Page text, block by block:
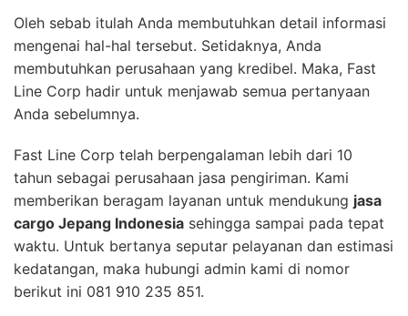
Oleh sebab itulah Anda membutuhkan detail informasi
mengenai hal-hal tersebut. Setidaknya, Anda
membutuhkan perusahaan yang kredibel. Maka, Fast
Line Corp hadir untuk menjawab semua pertanyaan
Anda sebelumnya.
Fast Line Corp telah berpengalaman lebih dari 10
tahun sebagai perusahaan jasa pengiriman. Kami
memberikan beragam layanan untuk mendukung jasa
cargo Jepang Indonesia sehingga sampai pada tepat
waktu. Untuk bertanya seputar pelayanan dan estimasi
kedatangan, maka hubungi admin kami di nomor
berikut ini 081 910 235 851.